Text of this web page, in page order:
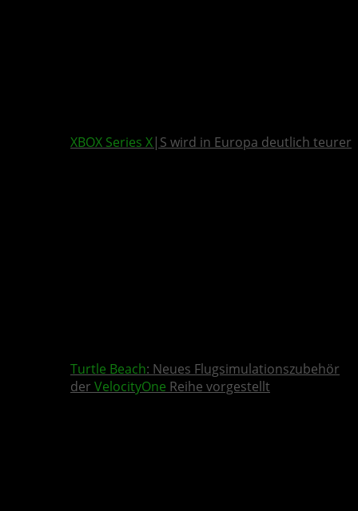
XBOX Series X|S wird in Europa deutlich teurer
Turtle Beach: Neues Flugsimulationszubehör
der VelocityOne Reihe vorgestellt